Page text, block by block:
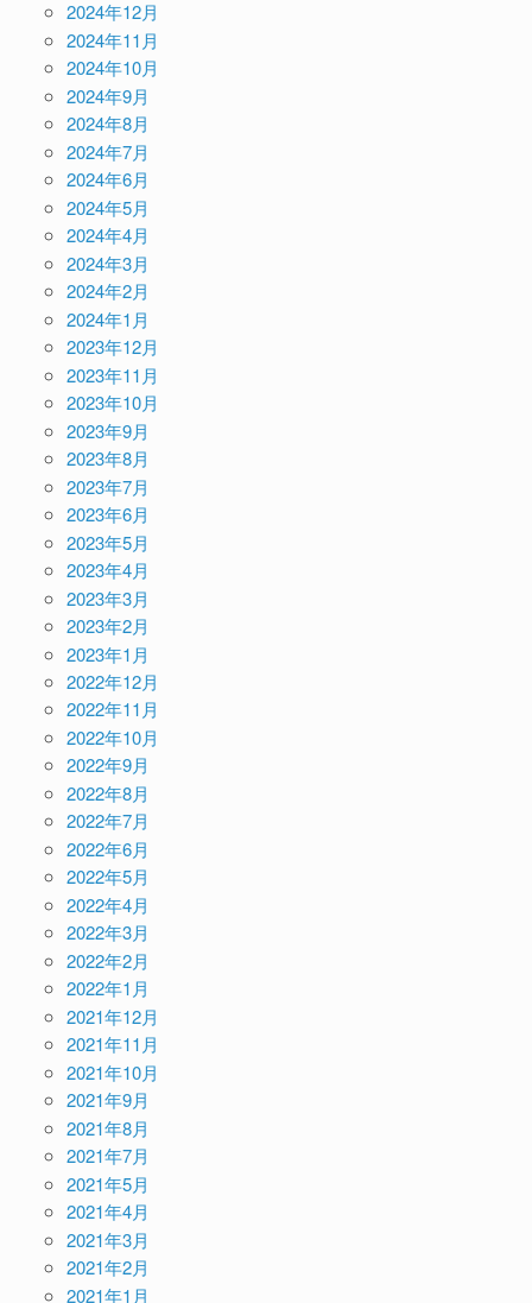
2024年12月
2024年11月
2024年10月
2024年9月
2024年8月
2024年7月
2024年6月
2024年5月
2024年4月
2024年3月
2024年2月
2024年1月
2023年12月
2023年11月
2023年10月
2023年9月
2023年8月
2023年7月
2023年6月
2023年5月
2023年4月
2023年3月
2023年2月
2023年1月
2022年12月
2022年11月
2022年10月
2022年9月
2022年8月
2022年7月
2022年6月
2022年5月
2022年4月
2022年3月
2022年2月
2022年1月
2021年12月
2021年11月
2021年10月
2021年9月
2021年8月
2021年7月
2021年5月
2021年4月
2021年3月
2021年2月
2021年1月